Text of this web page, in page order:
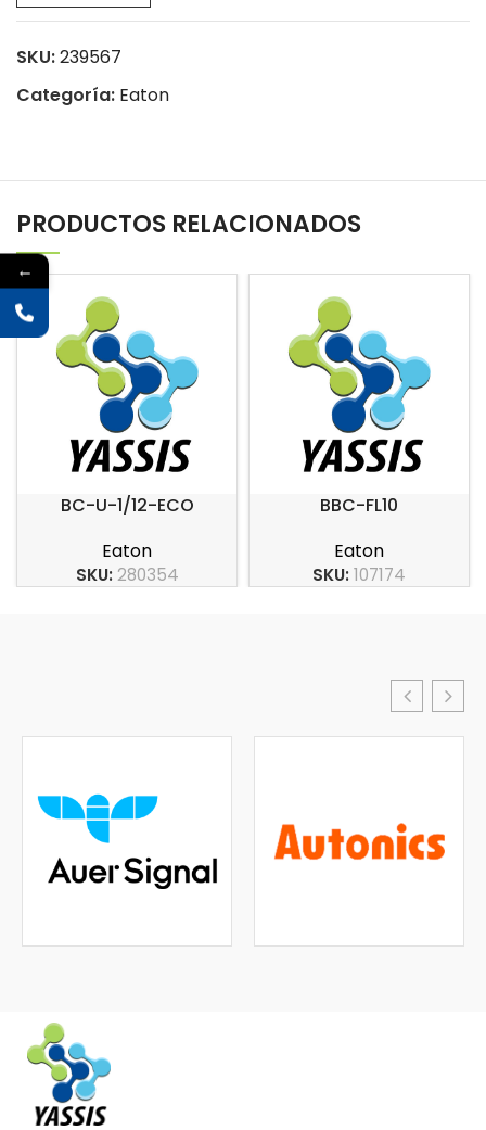
SKU:239567
Categoría: Eaton
PRODUCTOS RELACIONADOS
BC-U-1/12-ECO
Eaton
SKU:280354
BBC-FL10
Eaton
SKU:107174
←